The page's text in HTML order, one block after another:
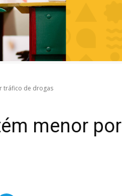
tráfico de drogas
menor por